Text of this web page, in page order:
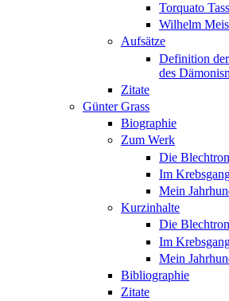
Torquato
Wilhelm
Aufsätze
Definition
des
Zitate
Günter Grass
Biographie
Zum Werk
Die
Im
Mein
Kurzinhalte
Die
Im
Mein
Bibliographie
Zitate